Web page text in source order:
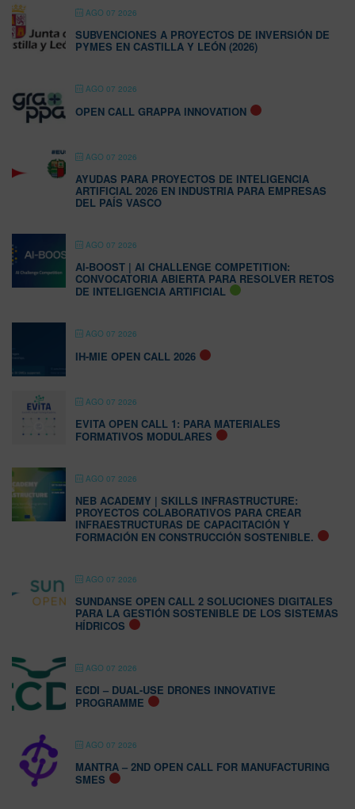
AGO 07 2026
SUBVENCIONES A PROYECTOS DE INVERSIÓN DE
PYMES EN CASTILLA Y LEÓN (2026)
AGO 07 2026
OPEN CALL GRAPPA INNOVATION
AGO 07 2026
AYUDAS PARA PROYECTOS DE INTELIGENCIA
ARTIFICIAL 2026 EN INDUSTRIA PARA EMPRESAS
DEL PAÍS VASCO
AGO 07 2026
AI-BOOST | AI CHALLENGE COMPETITION:
CONVOCATORIA ABIERTA PARA RESOLVER RETOS
DE INTELIGENCIA ARTIFICIAL
AGO 07 2026
IH-MIE OPEN CALL 2026
AGO 07 2026
EVITA OPEN CALL 1: PARA MATERIALES
FORMATIVOS MODULARES
AGO 07 2026
NEB ACADEMY | SKILLS INFRASTRUCTURE:
PROYECTOS COLABORATIVOS PARA CREAR
INFRAESTRUCTURAS DE CAPACITACIÓN Y
FORMACIÓN EN CONSTRUCCIÓN SOSTENIBLE.
AGO 07 2026
SUNDANSE OPEN CALL 2 SOLUCIONES DIGITALES
PARA LA GESTIÓN SOSTENIBLE DE LOS SISTEMAS
HÍDRICOS
AGO 07 2026
ECDI – DUAL-USE DRONES INNOVATIVE
PROGRAMME
AGO 07 2026
MANTRA – 2ND OPEN CALL FOR MANUFACTURING
SMES